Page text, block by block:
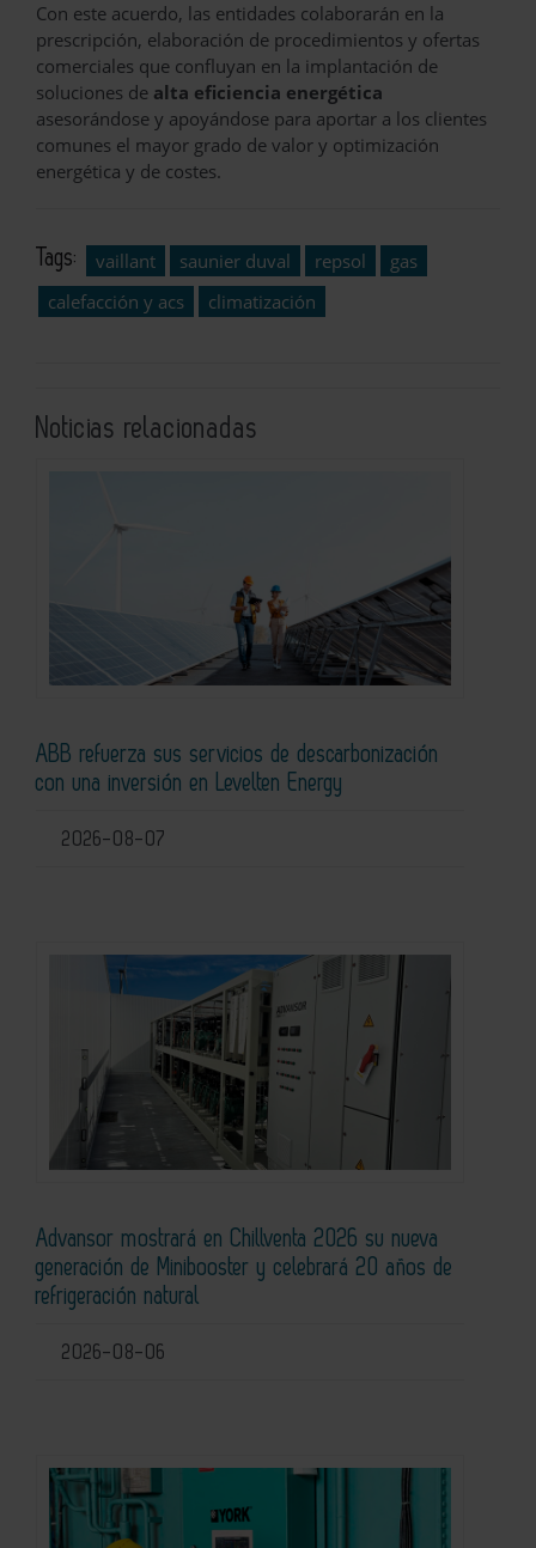
Con este acuerdo, las entidades colaborarán en la
prescripción, elaboración de procedimientos y ofertas
comerciales que confluyan en la implantación de
soluciones de alta eficiencia energética
asesorándose y apoyándose para aportar a los clientes
comunes el mayor grado de valor y optimización
energética y de costes.
Tags: vaillant saunier duval repsol
gas
calefacción y acs
climatización
Noticias relacionadas
ABB refuerza sus servicios de descarbonización
con una inversión en Levelten Energy
2026-08-07
Advansor mostrará en Chillventa 2026 su nueva
generación de Minibooster y celebrará 20 años de
refrigeración natural
2026-08-06